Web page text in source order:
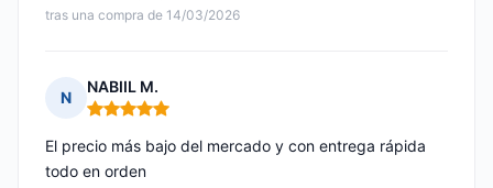
tras una compra de 14/03/2026
N
NABIIL M.
Nota: 5 de 5
El precio más bajo del mercado y con entrega rápida
todo en orden